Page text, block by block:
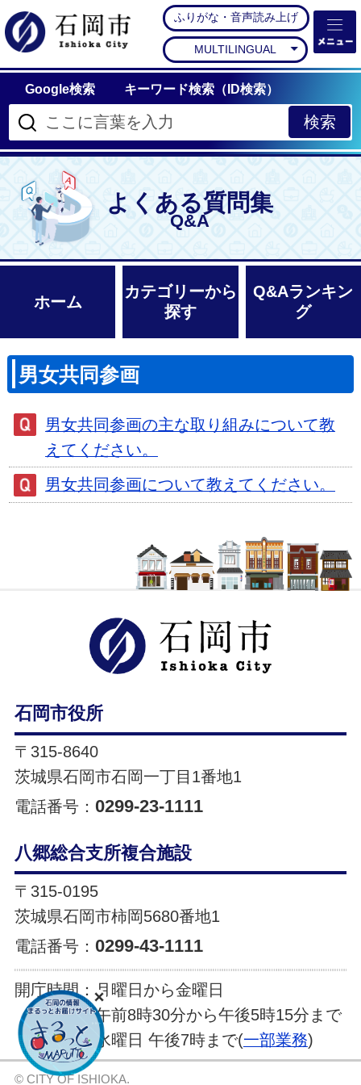
石岡市公式ホームペー
ふりがな・音声読み上げ
MULTILINGUAL
Google検索 キーワード検索（ID検索）
よくある質問集
Q&A
ホーム
カテゴリーから
探す
Q&Aランキン
グ
男女共同参画
男女共同参画の主な取り組みについて教
えてください。
男女共同参画について教えてください。
石岡市役所
〒315-8640
茨城県石岡市石岡一丁目1番地1
電話番号： 0299-23-1111
八郷総合支所複合施設
〒315-0195
茨城県石岡市柿岡5680番地1
電話番号： 0299-43-1111
開庁時間：月曜日から金曜日
午前8時30分から午後5時15分まで
水曜日 午後7時まで(一部業務)
© CITY OF ISHIOKA.